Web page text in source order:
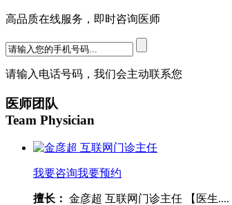
高品质在线服务，即时咨询医师
请输入电话号码，我们会主动联系您
医师团队
Team Physician
我要咨询我要预约
擅长： 金彦超 互联网门诊主任 【医生....